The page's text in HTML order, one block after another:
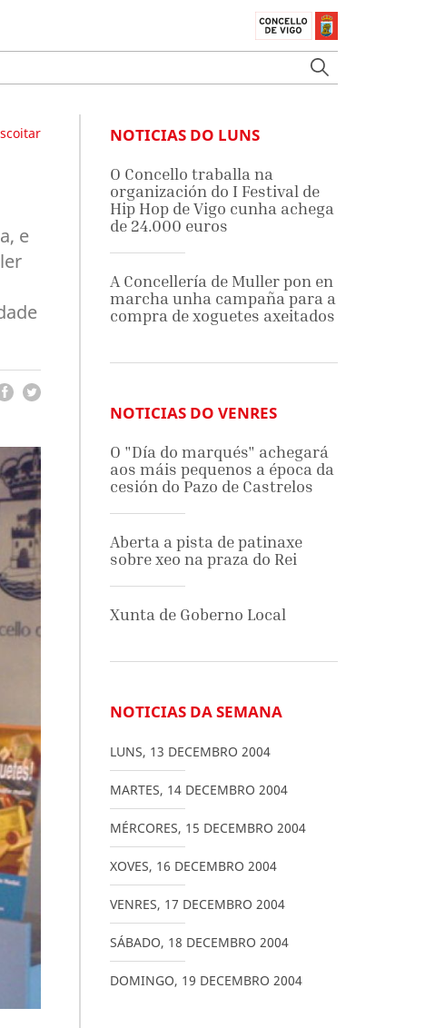
e
NOTICIAS DO LUNS
O Concello traballa na
organización do I Festival de
Hip Hop de Vigo cunha achega
de 24.000 euros
A Concellería de Muller pon en
marcha unha campaña para a
compra de xoguetes axeitados
NOTICIAS DO VENRES
O "Día do marqués" achegará
aos máis pequenos a época da
cesión do Pazo de Castrelos
Aberta a pista de patinaxe
sobre xeo na praza do Rei
Xunta de Goberno Local
NOTICIAS DA SEMANA
LUNS, 13 DECEMBRO 2004
MARTES, 14 DECEMBRO 2004
MÉRCORES, 15 DECEMBRO 2004
XOVES, 16 DECEMBRO 2004
VENRES, 17 DECEMBRO 2004
SÁBADO, 18 DECEMBRO 2004
DOMINGO, 19 DECEMBRO 2004